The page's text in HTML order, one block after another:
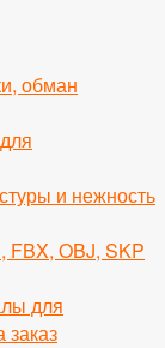
обман
и нежность
OBJ, SKP
для